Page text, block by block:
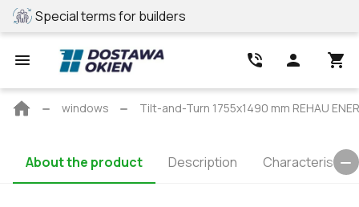
Special terms for builders
Main
windows Tilt-and-Turn 1755x1490 mm REHAU
About the product Description Characteristics